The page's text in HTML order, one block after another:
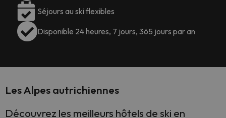
Séjours au ski flexibles
Disponible 24 heures, 7 jours, 365 jours par an
Les Alpes autrichiennes
Découvrez les meilleurs hôtels de ski en